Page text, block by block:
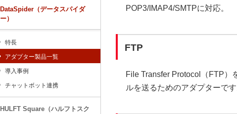
POP3/IMAP4/SMTPに対応。
FTP
File Transfer Protocol（FTP）
ルを送るためのアダプターです
DataSpider（データスパイダ
ー）
特長
アダプター製品一覧
導入事例
チャットボット連携
HULFT Square（ハルフトスク